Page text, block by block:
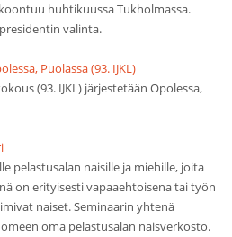
huhtikuussa Tukholmassa.
valinta.
Puolassa (93. IJKL)
(93. IJKL) järjestetään Opolessa,
pelastusalan naisille ja miehille, joita
on erityisesti vapaaehtoisena tai työn
naiset. Seminaarin yhtenä
oma pelastusalan naisverkosto.